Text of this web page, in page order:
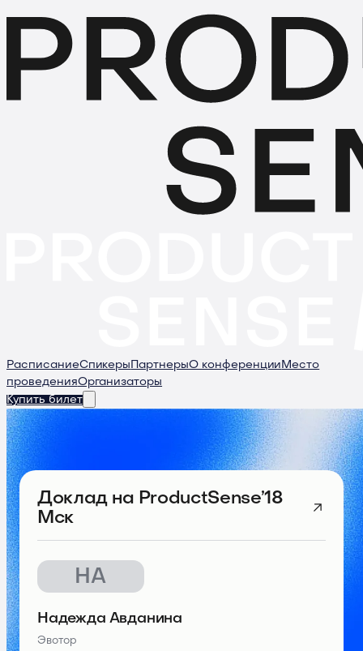
РасписаниеСпикеры ПартнерыО конференции Место
проведенияОрганизаторы
Купить билет
Доклад на ProductSense’18
Мск
НА
Надежда Авданина
Эвотор